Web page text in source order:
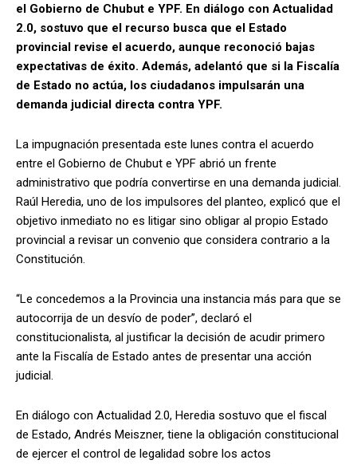
el Gobierno de Chubut e YPF. En diálogo con Actualidad
2.0, sostuvo que el recurso busca que el Estado
provincial revise el acuerdo, aunque reconoció bajas
expectativas de éxito. Además, adelantó que si la Fiscalía
de Estado no actúa, los ciudadanos impulsarán una
demanda judicial directa contra YPF.
La impugnación presentada este lunes contra el acuerdo
entre el Gobierno de Chubut e YPF abrió un frente
administrativo que podría convertirse en una demanda judicial.
Raúl Heredia, uno de los impulsores del planteo, explicó que el
objetivo inmediato no es litigar sino obligar al propio Estado
provincial a revisar un convenio que considera contrario a la
Constitución.
“Le concedemos a la Provincia una instancia más para que se
autocorrija de un desvío de poder”, declaró el
constitucionalista, al justificar la decisión de acudir primero
ante la Fiscalía de Estado antes de presentar una acción
judicial.
En diálogo con Actualidad 2.0, Heredia sostuvo que el fiscal
de Estado, Andrés Meiszner, tiene la obligación constitucional
de ejercer el control de legalidad sobre los actos